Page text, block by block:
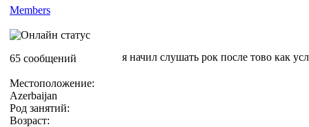
Members
65 сообщений
Местоположение:
Azerbaijan
Род занятий:
Возраст:
я начил слушать рок после тово как